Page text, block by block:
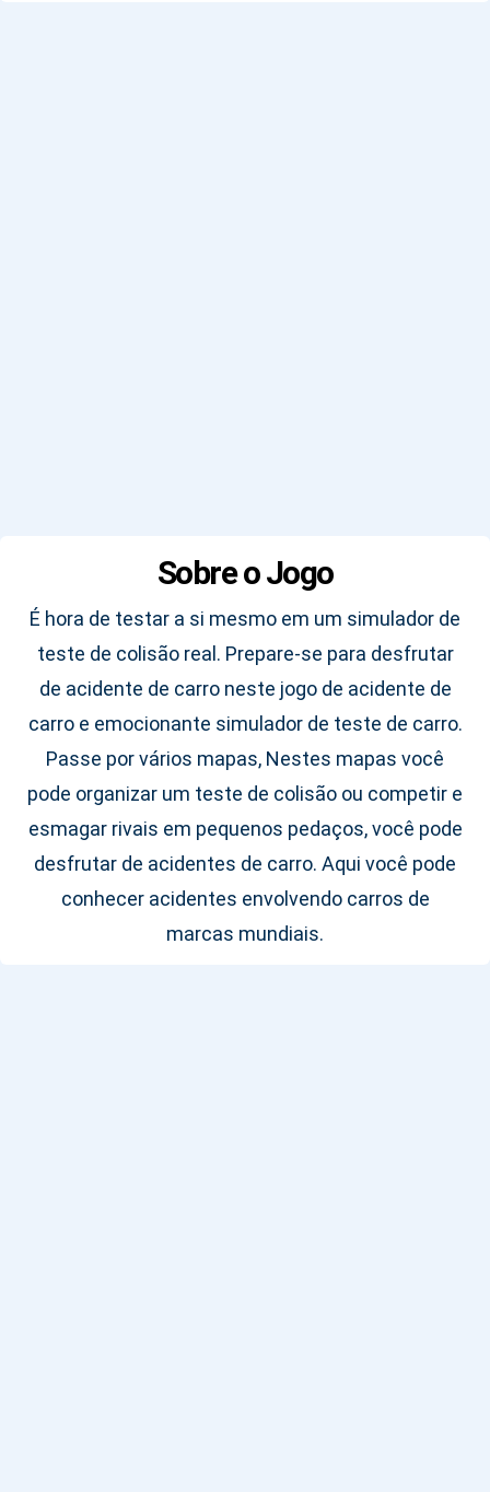
Sobre o Jogo
É hora de testar a si mesmo em um simulador de
teste de colisão real. Prepare-se para desfrutar
de acidente de carro neste jogo de acidente de
carro e emocionante simulador de teste de carro.
Passe por vários mapas, Nestes mapas você
pode organizar um teste de colisão ou competir e
esmagar rivais em pequenos pedaços, você pode
desfrutar de acidentes de carro. Aqui você pode
conhecer acidentes envolvendo carros de
marcas mundiais.